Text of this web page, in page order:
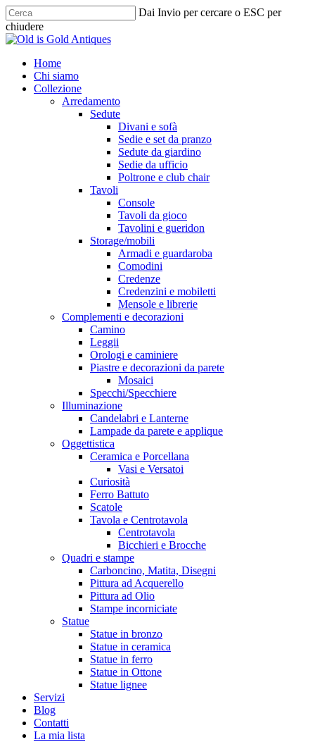
Skip
to
main
Dai Invio per cercare o ESC per
chiudere
Chiudi
cerca
Menu
Home
Chi siamo
Collezione
Arredamento
Sedute
Divani e sofà
Sedie e set da pranzo
Sedute da giardino
Sedie da ufficio
Poltrone e club chair
Tavoli
Console
Tavoli da gioco
Tavolini e gueridon
Storage/mobili
Armadi e guardaroba
Comodini
Credenze
Credenzini e mobiletti
Mensole e librerie
Complementi e decorazioni
Camino
Leggii
Orologi e caminiere
Piastre e decorazioni da parete
Mosaici
Specchi/Specchiere
Illuminazione
Candelabri e Lanterne
Lampade da parete e applique
Oggettistica
Ceramica e Porcellana
Vasi e Versatoi
Curiosità
Ferro Battuto
Scatole
Tavola e Centrotavola
Centrotavola
Bicchieri e Brocche
Quadri e stampe
Carboncino, Matita, Disegni
Pittura ad Acquerello
Pittura ad Olio
Stampe incorniciate
Statue
Statue in bronzo
Statue in ceramica
Statue in ferro
Statue in Ottone
Statue lignee
Servizi
Blog
Contatti
La mia lista